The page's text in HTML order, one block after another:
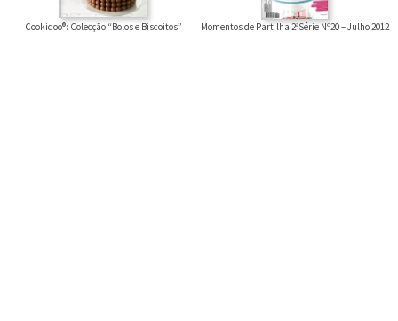
Cookidoo®: Colecção “Bolos e Biscoitos” Momentos de Partilha 2ªSérie Nº20 – Julho 2012